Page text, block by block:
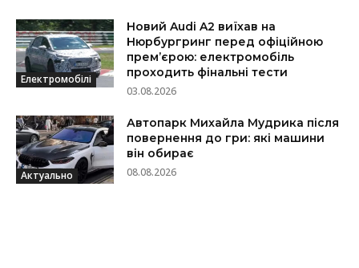
Електромобілі
Новий Audi A2 виїхав на
Нюрбургринг перед офіційною
прем’єрою: електромобіль
проходить фінальні тести
03.08.2026
Актуально
Автопарк Михайла Мудрика після
повернення до гри: які машини
він обирає
08.08.2026